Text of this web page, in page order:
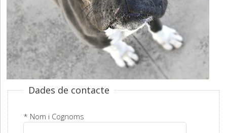
Dades de contacte
* Nom i Cognoms